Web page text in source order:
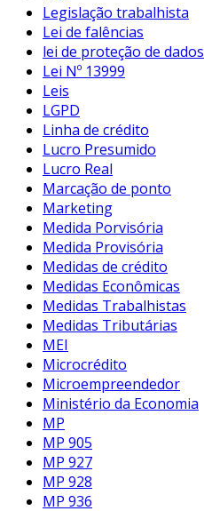
Legislação trabalhista
Lei de falências
lei de proteção de dados
Lei Nº 13999
Leis
LGPD
Linha de crédito
Lucro Presumido
Lucro Real
Marcação de ponto
Marketing
Medida Porvisória
Medida Provisória
Medidas de crédito
Medidas Econômicas
Medidas Trabalhistas
Medidas Tributárias
MEI
Microcrédito
Microempreendedor
Ministério da Economia
MP
MP 905
MP 927
MP 928
MP 936